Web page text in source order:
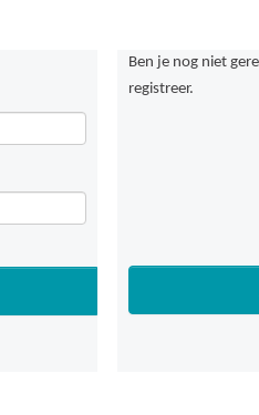
Ben je nog niet
registreer.